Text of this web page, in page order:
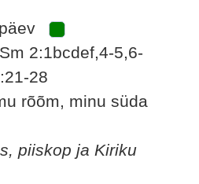
2:1bcdef,4-5,6-
28
rõõm, minu süda
piiskop ja Kiriku